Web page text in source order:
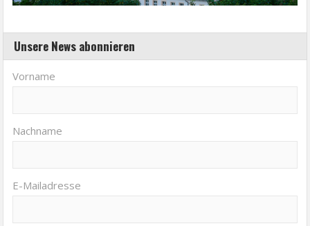
Unsere News abonnieren
Vorname
Nachname
E-Mailadresse